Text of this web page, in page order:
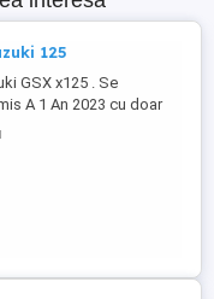
125
GSX x125 . Se
A 1 An 2023 cu doar
, fara cazaturi
noiembrie 2027 Revizii
service autorizat